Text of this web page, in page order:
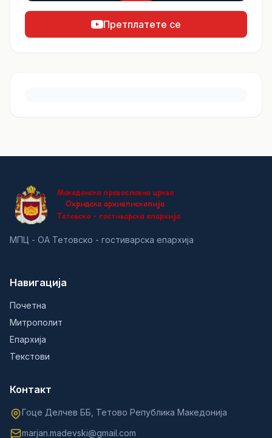
Претплатете се
МПЦ - ОА Тетовско - гостиварска епархија
Навигација
Почетна
Митрополит
Епархија
Текстови
Контакт
Гоце Делчев ББ, Тетово Република Македонија
marjan.madevski@gmail.com